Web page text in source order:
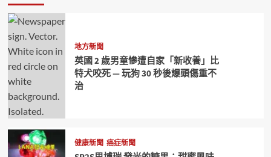
地方新聞
英國 2 歲男童慘遭自家「新收養」比
特犬咬死 — 玩狗 30 秒後爆頭傷重不
治
健康新聞 癌症新聞